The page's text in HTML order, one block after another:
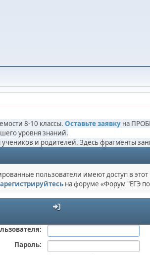
8-10 классы. Оставьте заявку на
уровня знаний.
учеников и родителей. Здесь фрагменты
пользователи имеют доступ в этот
на форуме «Форум "ЕГЭ
Пароль: